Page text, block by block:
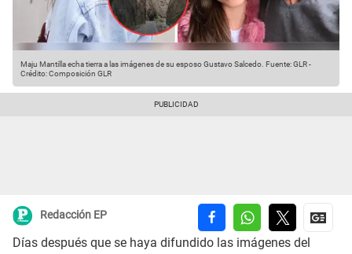
Maju Mantilla echa tierra a las imágenes de su esposo Gustavo Salcedo. Fuente: GLR-
Crédito: Composición GLR
Redacción EP
Días después que se haya difundido las imágenes del